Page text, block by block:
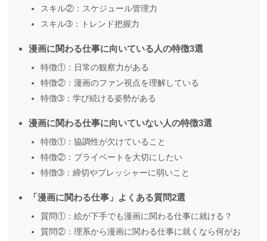
スキル②：スケジュール管理力
スキル➂：トレンド把握力
漫画に関わる仕事に向いている人の特徴3選
特徴①：日常の観察力がある
特徴②：漫画のファン視点を理解している
特徴➂：学び続ける姿勢がある
漫画に関わる仕事に向いていない人の特徴3選
特徴①：協調性が欠けていること
特徴②：プライベートを大切にしたい
特徴➂：締切やプレッシャーに弱いこと
「漫画に関わる仕事」よくある質問2選
質問①：絵が下手でも漫画に関わる仕事に就ける？
質問②：理系から漫画に関わる仕事に就くなら何がお